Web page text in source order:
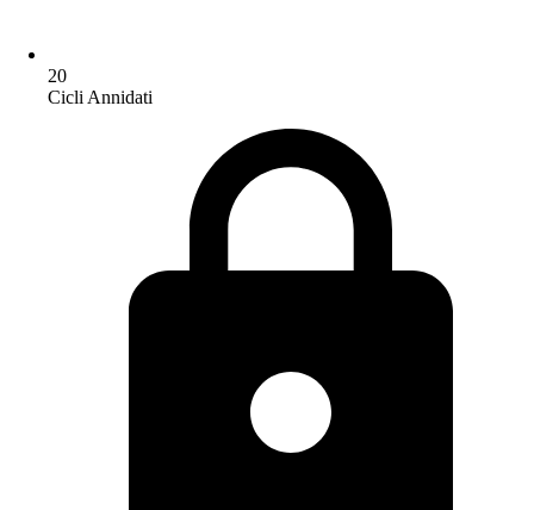
20
Cicli Annidati